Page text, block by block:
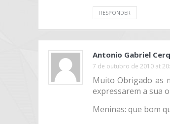
RESPONDER
Antonio Gabriel
7 de outubro de 2010 at
Muito Obrigado as
expressarem a sua
Meninas: que bom